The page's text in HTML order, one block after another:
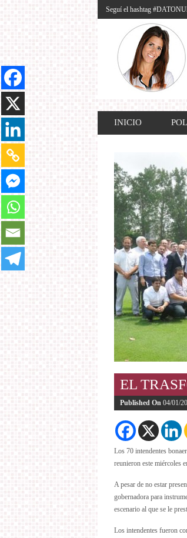
Seguí el hashtag
INICIO
EL
Published On 04/01/
Los 70 intendentes
reunieron este miércoles
A pesar de no estar
gobernadora para
escenario al que se le
Los intendentes fueron